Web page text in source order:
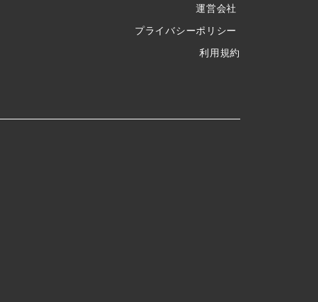
運営会社
プライバシーポリシー
利用規約